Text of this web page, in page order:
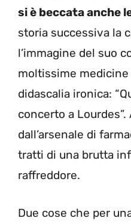
si è beccata anche
storia successiva la
l’immagine del suo
moltissime
didascalia ironica:
concerto a Lourdes”.
dall’arsenale di
tratti di una brutta
raffreddore.
Due cose che per